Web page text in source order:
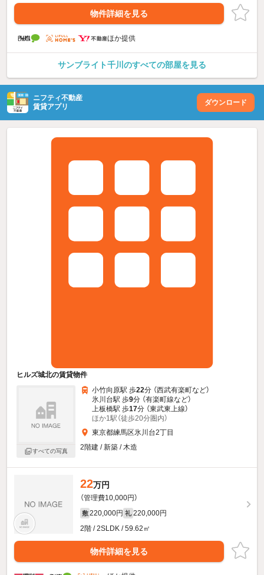
物件詳細を見る
ほか提供
サンブライト千川のすべての部屋を見る
ニフティ不動産
賃貸アプリ
ダウンロード
ヒルズ城北の賃貸物件
すべての写真
小竹向原駅 歩22分 （西武有楽町など）
氷川台駅 歩9分 （有楽町線など）
上板橋駅 歩17分 （東武東上線）
ほか1駅（徒歩20分圏内）
東京都練馬区氷川台2丁目
2階建 / 新築 / 木造
22万円
（管理費10,000円）
敷 220,000円 礼 220,000円
2階 / 2SLDK / 59.62㎡
物件詳細を見る